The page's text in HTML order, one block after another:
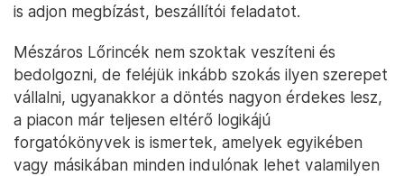
is adjon megbízást, beszállítói feladatot.
Mészáros Lőrincék nem szoktak veszíteni és
bedolgozni, de feléjük inkább szokás ilyen szerepet
vállalni, ugyanakkor a döntés nagyon érdekes lesz,
a piacon már teljesen eltérő logikájú
forgatókönyvek is ismertek, amelyek egyikében
vagy másikában minden indulónak lehet valamilyen